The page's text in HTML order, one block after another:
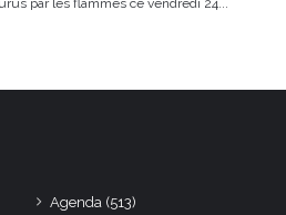
Agenda (513)